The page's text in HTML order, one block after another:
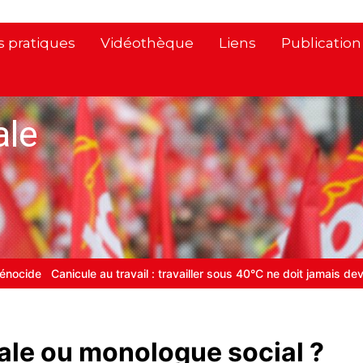
pratiques Vidéothèque Liens
la solidarité internationale SALON DU LIVRE SOCIAL
ou monologue social ?